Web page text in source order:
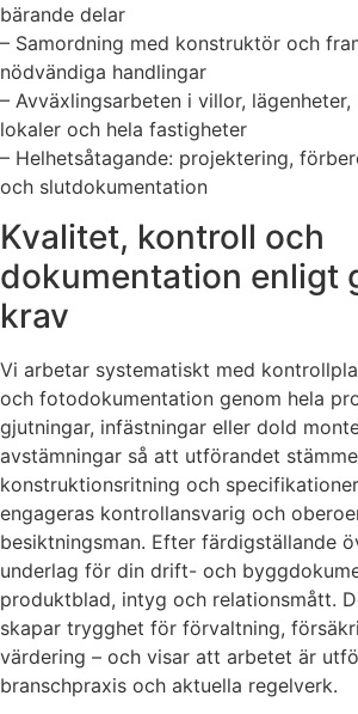
bärande delar
– Samordning med konstruktör och
nödvändiga handlingar
– Avväxlingsarbeten i villor, lägenheter,
lokaler och hela fastigheter
– Helhetsåtagande: projektering,
och slutdokumentation
Kvalitet, kontroll och
dokumentation enligt
krav
Vi arbetar systematiskt med
och fotodokumentation genom hela
gjutningar, infästningar eller dold
avstämningar så att utförandet
konstruktionsritning och
engageras kontrollansvarig och
besiktningsman. Efter färdigställande
underlag för din drift- och
produktblad, intyg och relationsmått.
skapar trygghet för förvaltning,
värdering – och visar att arbetet är
branschpraxis och aktuella regelverk.